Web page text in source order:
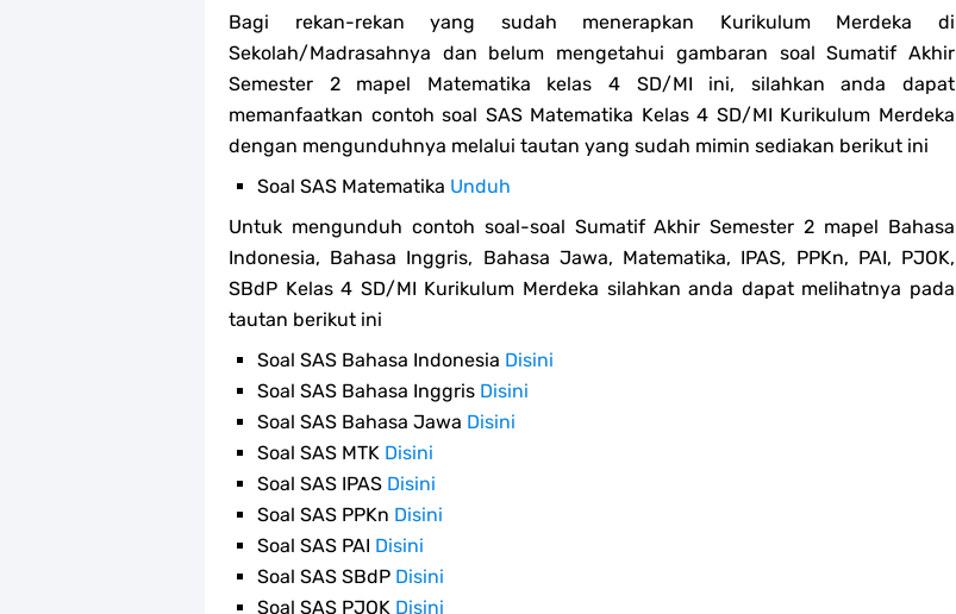
Bagi rekan-rekan yang sudah menerapkan Kurikulum Merdeka di
Sekolah/Madrasahnya dan belum mengetahui gambaran soal Sumatif Akhir
Semester 2 mapel Matematika kelas 4 SD/MI ini, silahkan anda dapat
memanfaatkan contoh soal SAS Matematika Kelas 4 SD/MI Kurikulum Merdeka
dengan mengunduhnya melalui tautan yang sudah mimin sediakan berikut ini
Soal SAS Matematika Unduh
Untuk mengunduh contoh soal-soal Sumatif Akhir Semester 2 mapel Bahasa
Indonesia, Bahasa Inggris, Bahasa Jawa, Matematika, IPAS, PPKn, PAI, PJOK,
SBdP Kelas 4 SD/MI Kurikulum Merdeka silahkan anda dapat melihatnya pada
tautan berikut ini
Soal SAS Bahasa Indonesia Disini
Soal SAS Bahasa Inggris Disini
Soal SAS Bahasa Jawa Disini
Soal SAS MTK Disini
Soal SAS IPAS Disini
Soal SAS PPKn Disini
Soal SAS PAI Disini
Soal SAS SBdP Disini
Soal SAS PJOK Disini